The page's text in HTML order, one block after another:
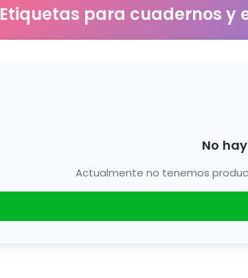
Etiquetas para cuadernos y
No
Actualmente no tenemos